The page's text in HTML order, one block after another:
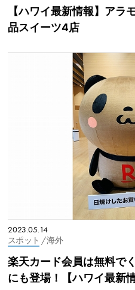
【ハワイ最新情報】アラ
品スイーツ4店
2023.05.14
スポット / 海外
楽天カード会員は無料で
にも登場！【ハワイ最新情